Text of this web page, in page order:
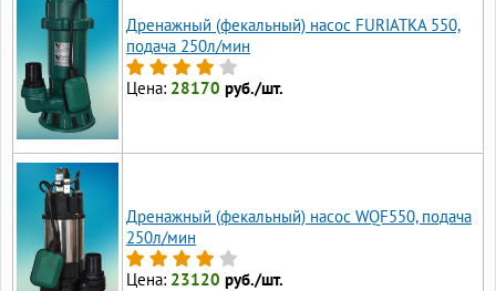
Дренажный (фекальный) насос FURIATKA 550,
подача 250л/мин
Цена: 28170 руб./шт.
Дренажный (фекальный) насос WQF550, подача
250л/мин
Цена: 23120 руб./шт.